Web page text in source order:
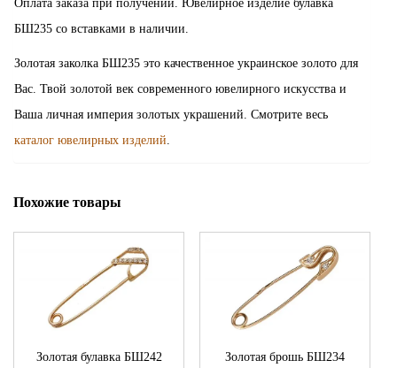
Оплата заказа при получении. Ювелирное изделие булавка
БШ235 со вставками в наличии.
Золотая заколка БШ235 это качественное украинское золото для
Вас. Твой золотой век современного ювелирного искусства и
Ваша личная империя золотых украшений. Смотрите весь
каталог ювелирных изделий
Похожие товары
Золотая булавка БШ242 Золотая брошь БШ234